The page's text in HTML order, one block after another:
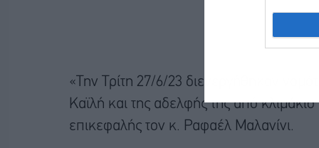
«Την Τρίτη 27/6/23 διενεργήθηκαν
Καϊλή και της αδελφής της από
επικεφαλής τον κ. Ραφαέλ Μαλανίνι.